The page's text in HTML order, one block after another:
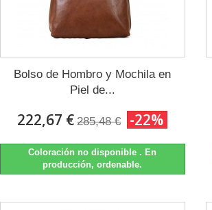
Bolso de Hombro y Mochila en
Piel de...
222,67 € 285,48 € -22%
Coloración no disponible . En
producción, ordenable.